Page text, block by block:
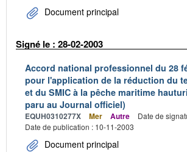
Document principal
Signé le : 28-02-2003
Accord national professionnel du 28
pour l'application de la réduction du
et du SMIC à la pêche maritime
paru au Journal officiel)
EQUH0310277X Mer Autre
Date de
Date de publication : 10-11-2003
Document principal